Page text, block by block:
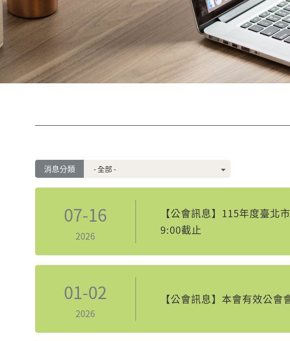
消息分類
07-16
2026
【公會訊息】115年度臺
9:00截止
01-02
2026
【公會訊息】本會有效公